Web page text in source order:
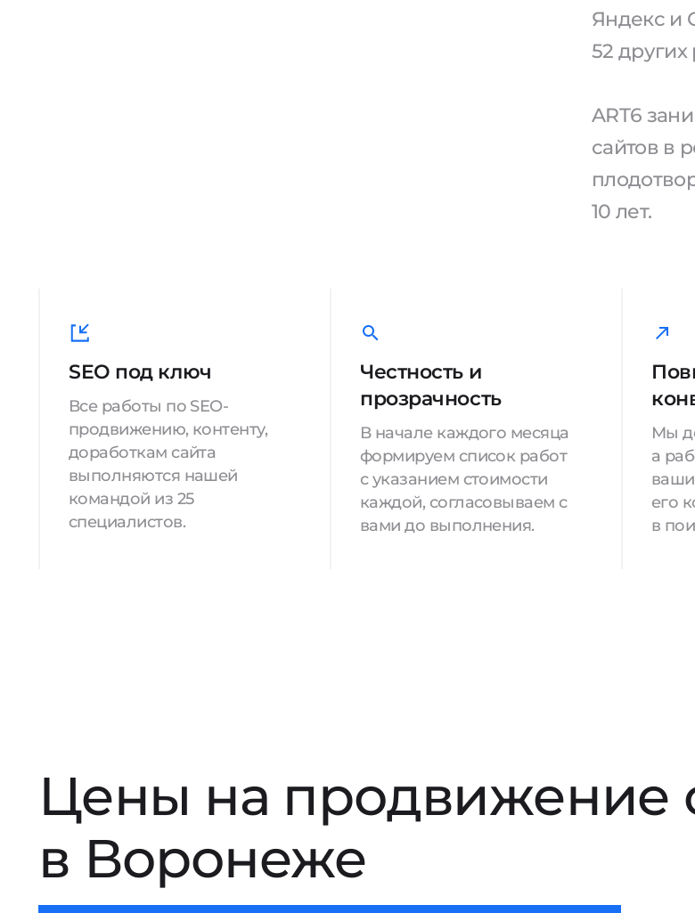
Яндекс и
52 других
ART6
сайтов в
10 лет.
SEO под ключ
Все работы по SEO-
продвижению, контенту,
доработкам сайта
выполняются нашей
командой из 25
специалистов.
Честность и
прозрачность
В начале каждого месяца
формируем список работ
с указанием стоимости
каждой, согласовываем с
вами до выполнения.
Мы
а
его
в
Цены на продвижение
в Воронеже